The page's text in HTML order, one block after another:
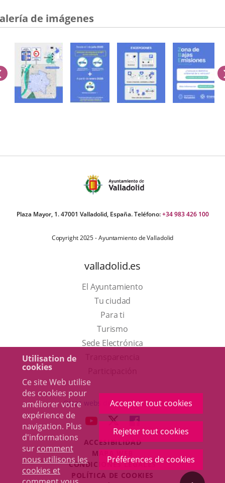
Utilisation de
cookies
Ce site Web utilise
des cookies pour
améliorer votre
expérience de
navigation. Plus
d'informations
sur comment
nous utilisons les
cookies et
Accepter tout cookies
Rejeter tout cookies
Préférences de cookies
de imágenes
anterior
Plaza Mayor, 1. 47001 Valladolid, España. Teléfono:+34 983 426 100
Copyright 2025 - Ayuntamiento de Valladolid
valladolid.es
El Ayuntamiento
Tu ciudad
Para ti
TurismoEste
enlace
una
ventana
nueva.
Sede Electrónica
externa.
Otras webs del ayuntamiento
ENLACE
UNA
APLICACIÓN
EXTERNA.
ENLACE
A
UNA
APLICACIÓN
EXTERNA.
ENLACE
A
UNA
APLICACIÓN
EXTERNA.
ACCESIBILIDAD
MAPA WEB
CONDICIONES LEGALES
POLÍTICA DE COOKIES